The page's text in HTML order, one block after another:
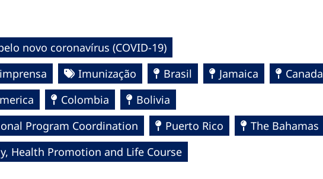
novo coronavírus (COVID-19)
Imunização Brasil Jamaica
Canada
Colombia
Bolivia
Program Coordination
Puerto Rico
The Bahamas
Health Promotion and Life Course